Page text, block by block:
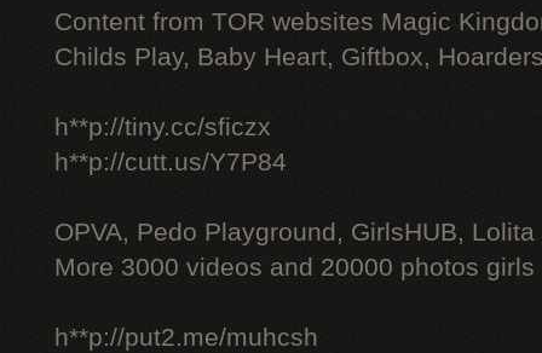
Content from TOR websites Magic
Childs Play, Baby Heart, Giftbox,
h**p://tiny.cc/sficzx
h**p://cutt.us/Y7P84
OPVA, Pedo Playground, GirlsHUB, Lolita
More 3000 videos and 20000 photos
h**p://put2.me/muhcsh